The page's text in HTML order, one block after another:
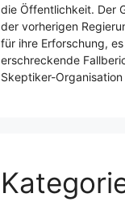
die Öffentlichkeit. Der
der vorherigen
für ihre Erforschung,
erschreckende
Skeptiker-Organisation